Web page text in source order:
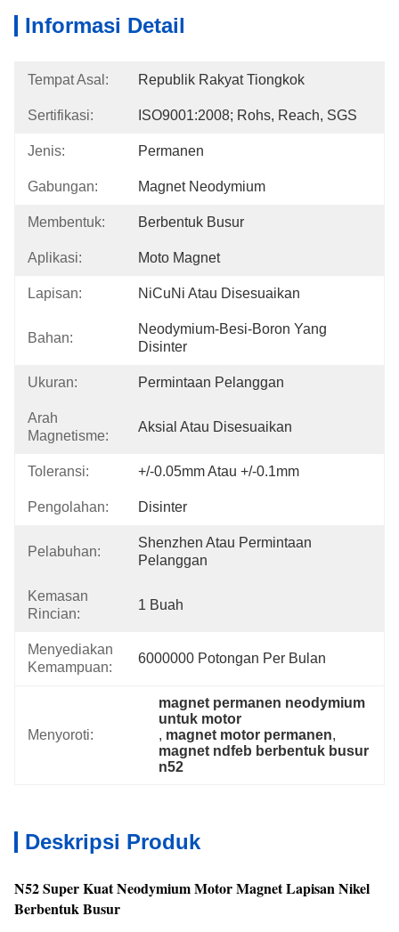
Informasi Detail
Tempat Asal: Republik Rakyat Tiongkok
Sertifikasi: ISO9001:2008; Rohs, Reach, SGS
Jenis: Permanen
Gabungan: Magnet Neodymium
Membentuk: Berbentuk Busur
Aplikasi: Moto Magnet
Lapisan: NiCuNi Atau Disesuaikan
Bahan:
Neodymium-Besi-Boron Yang
Disinter
Ukuran: Permintaan Pelanggan
Arah
Magnetisme:
Aksial Atau Disesuaikan
Toleransi: +/-0.05mm Atau +/-0.1mm
Pengolahan: Disinter
Pelabuhan:
Shenzhen Atau Permintaan
Pelanggan
Kemasan
Rincian:
1 Buah
Menyediakan
Kemampuan:
6000000 Potongan Per Bulan
Menyoroti:
magnet permanen neodymium
untuk motor
, magnet motor permanen,
magnet ndfeb berbentuk busur
n52
Deskripsi Produk
N52 Super Kuat Neodymium Motor Magnet Lapisan Nikel
Berbentuk Busur